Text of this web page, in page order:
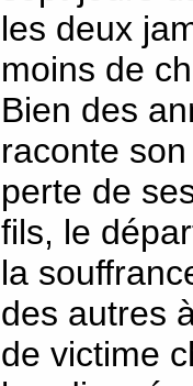
les deux
moins de
Bien des
raconte
perte de
fils, le
la
des autres
de victime